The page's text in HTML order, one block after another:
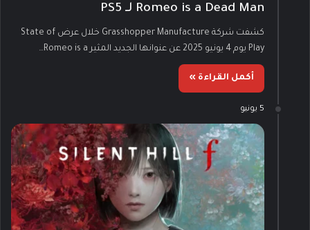
Romeo is a Dead Man لـ PS5
كشفت شركة Grasshopper Manufacture خلال عرض State of
Play يوم 4 يونيو 2025 عن عنوانها الجديد المثير Romeo is a…
أكمل القراءة »
5 يونيو